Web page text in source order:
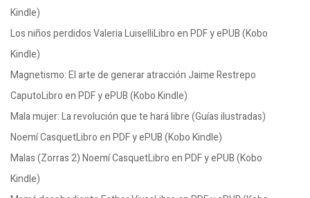
Kindle)
Los niños perdidos Valeria LuiselliLibro en PDF y ePUB (Kobo
Kindle)
Magnetismo: El arte de generar atracción Jaime Restrepo
CaputoLibro en PDF y ePUB (Kobo Kindle)
Mala mujer: La revolución que te hará libre (Guías ilustradas)
Noemí CasquetLibro en PDF y ePUB (Kobo Kindle)
Malas (Zorras 2) Noemí CasquetLibro en PDF y ePUB (Kobo
Kindle)